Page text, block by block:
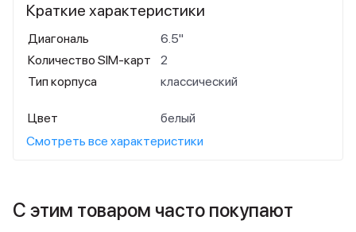
Краткие характеристики
Диагональ
6.5"
Количество SIM-карт
2
Тип корпуса
классический
Цвет
белый
Смотреть все характеристики
С этим товаром часто покупают